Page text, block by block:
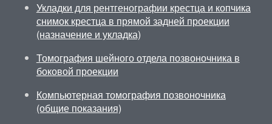
Укладки для рентгенографии крестца и копчика
снимок крестца в прямой задней проекции
(назначение и укладка)
Томография шейного отдела позвоночника в
боковой проекции
Компьютерная томография позвоночника
(общие показания)